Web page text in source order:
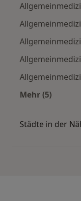
Mehr (5)
Städte in der